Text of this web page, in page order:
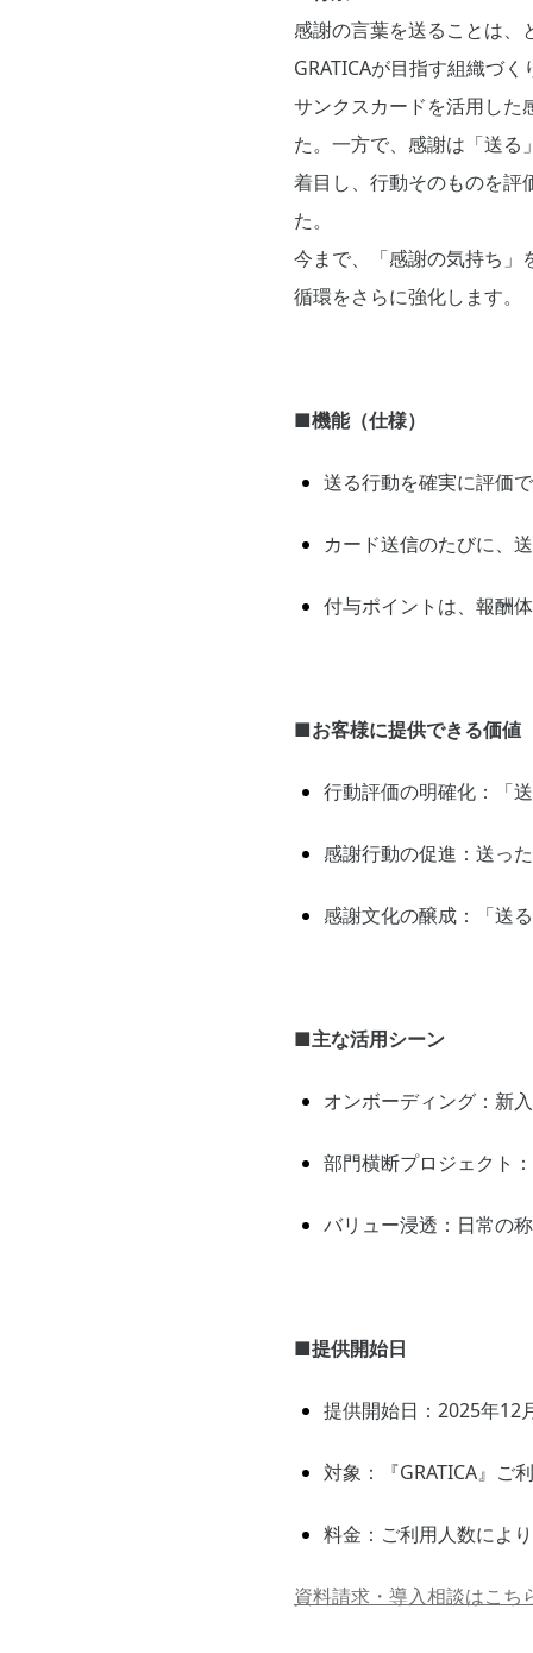
感謝の言葉を送ることは、
GRATICAが目指す組織づ
サンクスカードを活用した
た。一方で、感謝は「送る
着目し、行動そのものを評
た。
今まで、「感謝の気持ち」
循環をさらに強化します。
■機能（仕様）
送る行動を確実に評価
カード送信のたびに、
付与ポイントは、報酬
■お客様に提供できる価値
行動評価の明確化：「
感謝行動の促進：送っ
感謝文化の醸成：「送
■主な活用シーン
オンボーディング：新
部門横断プロジェクト
バリュー浸透：日常の
■提供開始日
提供開始日：2025年12
対象：『GRATICA』ご
料金：ご利用人数によ
資料請求・導入相談はこち